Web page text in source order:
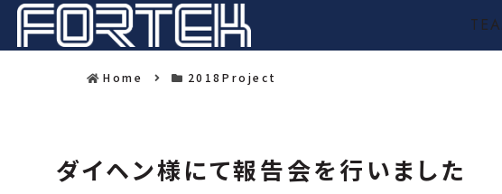
Home 2018Project
ダイヘン様にて報告会を行いました